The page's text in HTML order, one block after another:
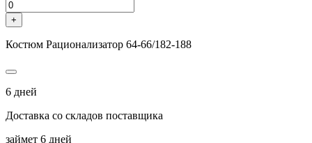
+
Костюм Рационализатор 64-66/182-188
6 дней
Доставка со складов поставщика
займет 6 дней